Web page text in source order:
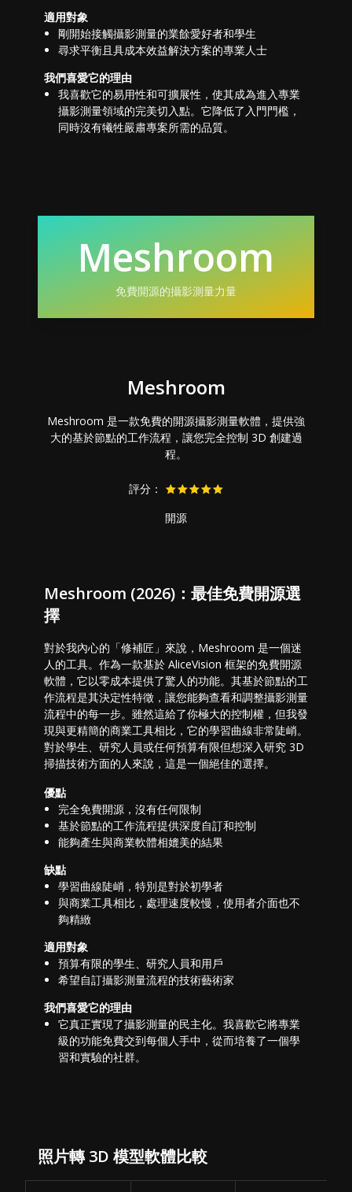
適用對象
剛開始接觸攝影測量的業餘愛好者和學生
尋求平衡且具成本效益解決方案的專業人士
我們喜愛它的理由
我喜歡它的易用性和可擴展性，使其成為進入專業
攝影測量領域的完美切入點。它降低了入門門檻，
同時沒有犧牲嚴肅專案所需的品質。
Meshroom
免費開源的攝影測量力量
Meshroom
Meshroom 是一款免費的開源攝影測量軟體，提供強
大的基於節點的工作流程，讓您完全控制 3D 創建過
程。
評分：
開源
Meshroom (2026)：最佳免費開源選
擇
對於我內心的「修補匠」來說，Meshroom 是一個迷
人的工具。作為一款基於 AliceVision 框架的免費開源
軟體，它以零成本提供了驚人的功能。其基於節點的工
作流程是其決定性特徵，讓您能夠查看和調整攝影測量
流程中的每一步。雖然這給了你極大的控制權，但我發
現與更精簡的商業工具相比，它的學習曲線非常陡峭。
對於學生、研究人員或任何預算有限但想深入研究 3D
掃描技術方面的人來說，這是一個絕佳的選擇。
優點
完全免費開源，沒有任何限制
基於節點的工作流程提供深度自訂和控制
能夠產生與商業軟體相媲美的結果
缺點
學習曲線陡峭，特別是對於初學者
與商業工具相比，處理速度較慢，使用者介面也不
夠精緻
適用對象
預算有限的學生、研究人員和用戶
希望自訂攝影測量流程的技術藝術家
我們喜愛它的理由
它真正實現了攝影測量的民主化。我喜歡它將專業
級的功能免費交到每個人手中，從而培養了一個學
習和實驗的社群。
照片轉 3D 模型軟體比較